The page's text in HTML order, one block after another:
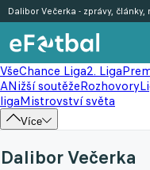
VšeChance Liga2. Liga
ANižší soutěžeRozhovory
ligaMistrovství světa
Více
Dalibor Večerka - zprávy, články,
Dalibor Večerka